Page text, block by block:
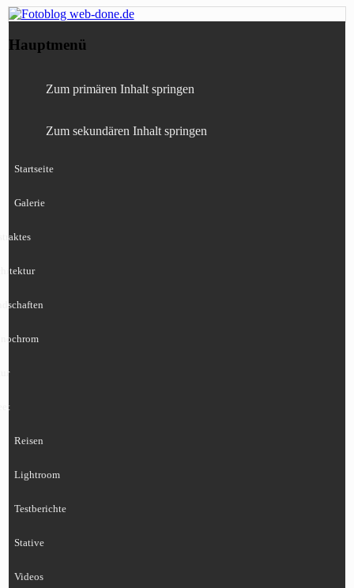
Fotoblog web-done.de
Canon, Nikon, Sony
Hauptmenü
Zum primären Inhalt springen
Zum sekundären Inhalt springen
Startseite
Galerie
Reisen
Lightroom
Testberichte
Stative
Videos